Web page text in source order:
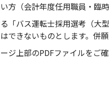
方（会計年度任用職員・臨
「バス運転士採用選考（
できないものとします。併
ジ上部のPDFファイルをご